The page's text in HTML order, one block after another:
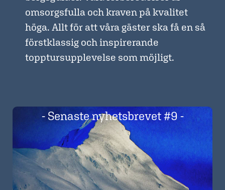
Kontakt
omsorgsfulla och kraven på kvalitet
höga. Allt för att våra gäster ska få en så
förstklassig och inspirerande
topptursupplevelse som möjligt.
- Senaste nyhetsbrevet #9 -